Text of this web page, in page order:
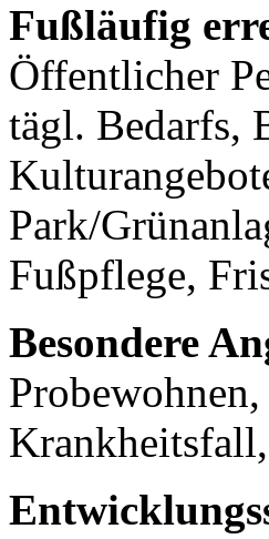
Fußläufig
Öffentlicher
tägl. Bedarfs,
Park/
Fußpflege,
Besondere